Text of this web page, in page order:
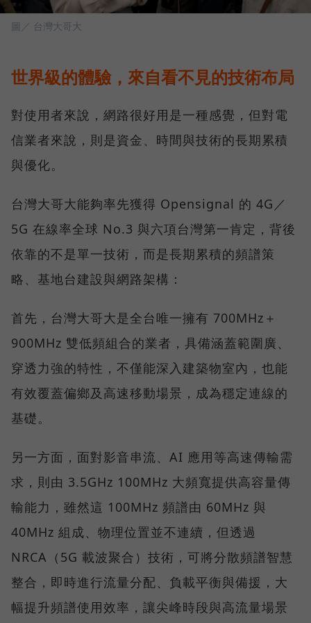
圖／ 台灣大哥大
世界級的體驗，來自看不見的技術布局
對使用者來說，網路很好用是一種感覺，但對電
信業者來說，則是資金、時間與技術的長期累積
與優化。
台灣大哥大能夠率先獲得 Opensignal 的 4G／
5G 在線率全球 No.3 與六項台灣第一肯定，背後
依靠的不是單一技術，而是長期累積的頻譜策
略、基地台建設與網路架構：
首先，台灣大哥大是全台唯一擁有 700MHz＋
900MHz 雙低頻組合的業者，具備涵蓋範圍廣、
穿透力強的特性，不僅能深入建築物室內，也能
有效覆蓋偏鄉及高速移動場景，成為穩定連線的
基礎。
另一方面，面對影音串流、AI 應用等高速傳輸需
求，則由 3.5GHz 100MHz 大頻寬提供高容量傳
輸能力，雖然這 100MHz 頻譜由 60MHz 與
40MHz 組成、物理位置並不連續，但透過
NRCA（5G 載波聚合）技術，可將分散頻譜智慧
整合，即時進行流量分配、負載平衡與備援，大
幅提升頻譜使用效率，讓尖峰時段與高流量場景